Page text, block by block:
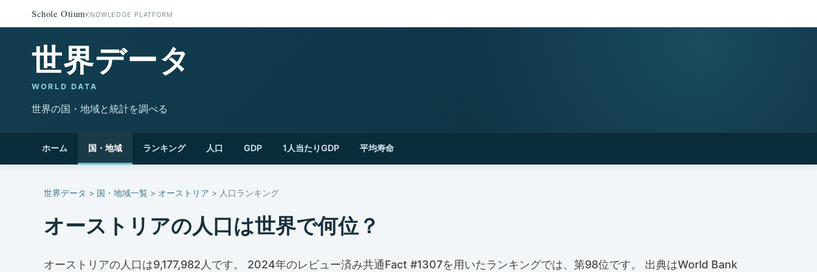
Schole OtiumKNOWLEDGE PLATFORM
世界データ
WORLD DATA
世界の国・地域と統計を調べる
ホーム 国・地域 ランキング 人口 GDP 1人当たりGDP 平均寿命
世界データ > 国・地域一覧 > オーストリア > 人口ランキング
オーストリアの人口は世界で何位？
オーストリアの人口は9,177,982人です。 2024年のレビュー済み共通Fact #1307を用いたランキングでは、第98位です。 出典はWorld Bank